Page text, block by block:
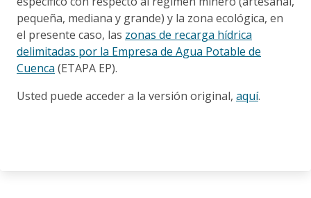
pequeña, mediana y grande) y la zona ecológica, en
el presente caso, las zonas de recarga hídrica
delimitadas por la Empresa de Agua Potable de
Cuenca (ETAPA EP).
Usted puede acceder a la versión original, aquí.